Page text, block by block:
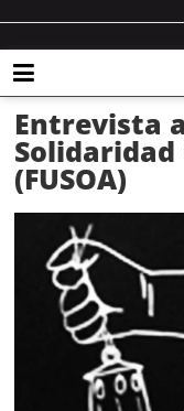
Entrevista
(FUSOA)